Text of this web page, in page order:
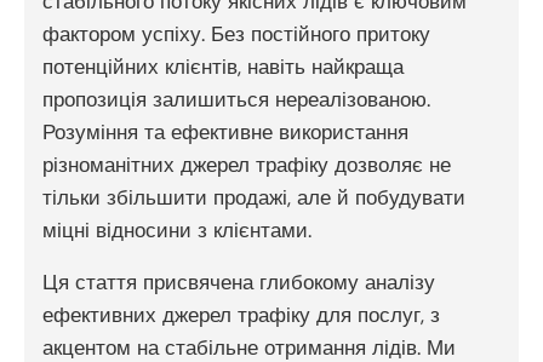
фактором успіху. Без постійного притоку
потенційних клієнтів, навіть найкраща
пропозиція залишиться нереалізованою.
Розуміння та ефективне використання
різноманітних джерел трафіку дозволяє не
тільки збільшити продажі, але й побудувати
міцні відносини з клієнтами.
Ця стаття присвячена глибокому аналізу
ефективних джерел трафіку для послуг, з
акцентом на стабільне отримання лідів. Ми